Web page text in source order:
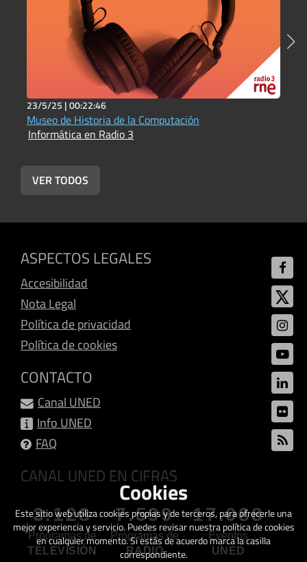
23/5/25 |00:22:46
Museo de Historia de la Computación
Informática en Radio 3
VER TODOS
ASPECTOS LEGALES
Accesibilidad
Nota Legal
Política de privacidad
Política de cookies
CONTACTO
Canal UNED
Info UNED
FAQ
CANAL UNED EN CIFRAS
3.128
Programas de
TELEVISIÓN
7.599
Programas de
RADIO
17.088
Eventos
UNED
Cookies
Este sitio web utiliza cookies propias y de terceros, para ofrecerle una
mejor experiencia y servicio. Puedes revisar nuestra política de cookies
en cualquier momento. Si estás de acuerdo marca la casilla
correspondiente.